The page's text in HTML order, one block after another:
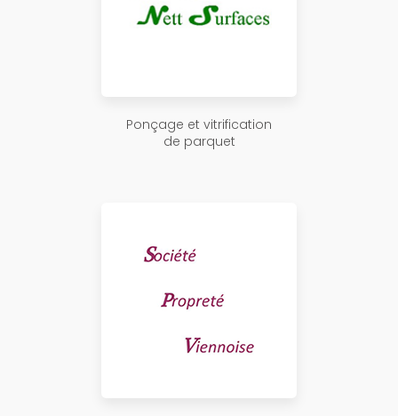
Ponçage et vitrification
de parquet